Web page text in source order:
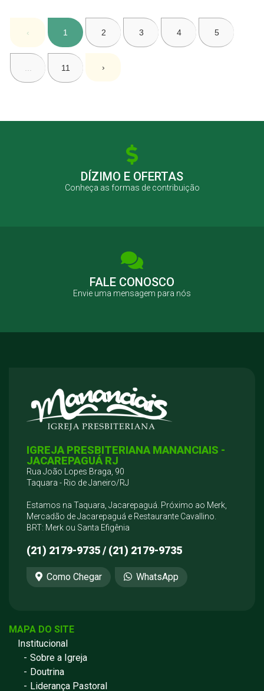
‹ 1 2 3 4 5
11 ›
DÍZIMO E OFERTAS
Conheça as formas de contribuição
FALE CONOSCO
Envie uma mensagem para nós
IGREJA PRESBITERIANA MANANCIAIS -
JACAREPAGUÁ RJ
Rua João Lopes Braga, 90
Taquara - Rio de Janeiro/RJ
Estamos na Taquara, Jacarepaguá. Próximo ao Merk,
Mercadão de Jacarepaguá e Restaurante Cavallino.
BRT: Merk ou Santa Efigênia
(21) 2179-9735 / (21) 2179-9735
Como Chegar WhatsApp
MAPA DO SITE
Institucional
Sobre a Igreja
Doutrina
Liderança Pastoral